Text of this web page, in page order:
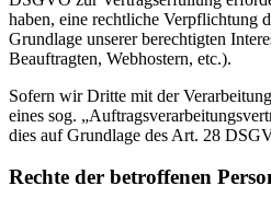
haben, eine rechtliche Verpflichtung
Grundlage unserer berechtigten
Beauftragten, Webhostern, etc.).
Sofern wir Dritte mit der
eines sog.
dies auf Grundlage des Art. 28
Rechte der betroffenen